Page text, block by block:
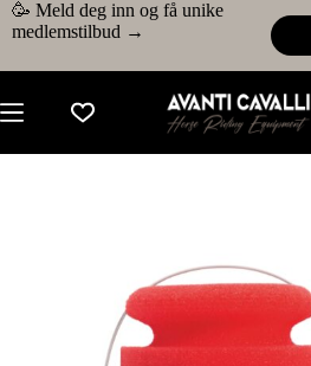
🥳 Meld deg inn og få unike
medlemstilbud →